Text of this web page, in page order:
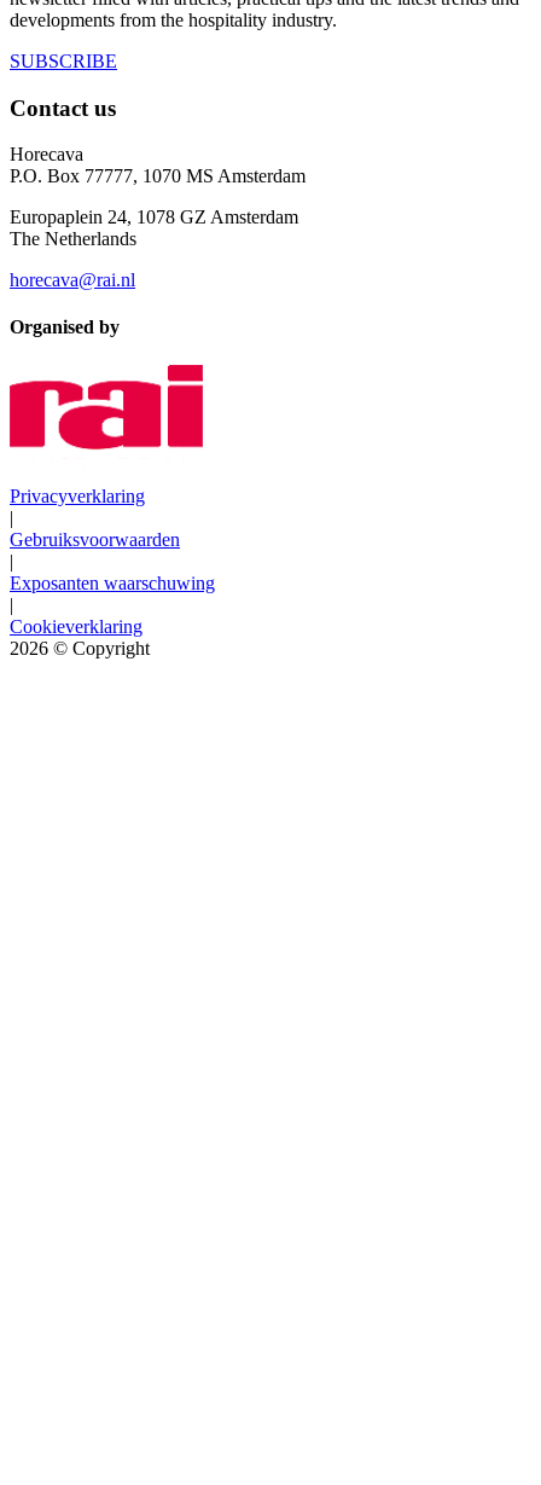
developments from the hospitality industry.
SUBSCRIBE
Contact us
Horecava
P.O. Box 77777, 1070 MS Amsterdam
Europaplein 24, 1078 GZ Amsterdam
The Netherlands
horecava@rai.nl
Organised by
Privacyverklaring
|
Gebruiksvoorwaarden
|
Exposanten waarschuwing
|
Cookieverklaring
2026 © Copyright